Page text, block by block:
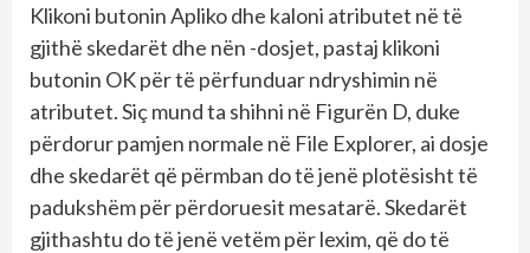
Klikoni butonin Apliko dhe kaloni atributet në të
gjithë skedarët dhe nën -dosjet, pastaj klikoni
butonin OK për të përfunduar ndryshimin në
atributet. Siç mund ta shihni në Figurën D, duke
përdorur pamjen normale në File Explorer, ai dosje
dhe skedarët që përmban do të jenë plotësisht të
padukshëm për përdoruesit mesatarë. Skedarët
gjithashtu do të jenë vetëm për lexim, që do të